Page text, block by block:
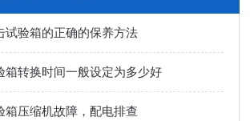
试验箱的正确的保养方法
箱转换时间一般设定为多少好
箱压缩机故障，配电排查